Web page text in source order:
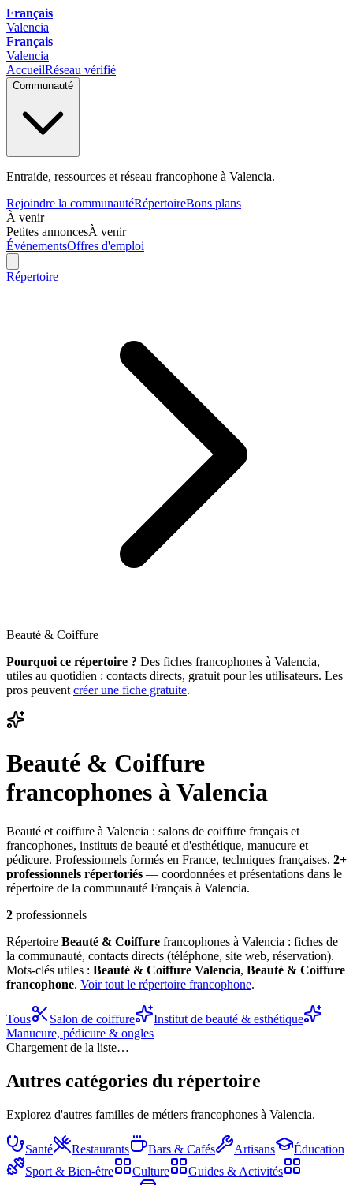
Français
Valencia
Français
Valencia
AccueilRéseau vérifié
Communauté
Entraide, ressources et réseau francophone à Valencia.
Rejoindre la communautéRépertoireBons plans
À venir
Petites annoncesÀ venir
ÉvénementsOffres d'emploi
Répertoire
Beauté & Coiffure
Pourquoi ce répertoire ? Des fiches francophones à Valencia,
utiles au quotidien : contacts directs, gratuit pour les utilisateurs. Les
pros peuvent créer une fiche gratuite.
Beauté & Coiffure
francophones à Valencia
Beauté et coiffure à Valencia : salons de coiffure français et
francophones, instituts de beauté et d'esthétique, manucure et
pédicure. Professionnels formés en France, techniques françaises. 2+
professionnels répertoriés — coordonnées et présentations dans le
répertoire de la communauté Français à Valencia.
2 professionnels
Répertoire Beauté & Coiffure francophones à Valencia : fiches de
la communauté, contacts directs (téléphone, site web, réservation).
Mots-clés utiles : Beauté & Coiffure Valencia, Beauté & Coiffure
francophone. Voir tout le répertoire francophone.
Tous Salon de coiffure
Institut de beauté & esthétique
Manucure, pédicure & ongles
Chargement de la liste…
Autres catégories du répertoire
Explorez d'autres familles de métiers francophones à Valencia.
Santé Restaurants Bars & Cafés Artisans
Éducation
Sport & Bien-être
Culture
Guides & Activités